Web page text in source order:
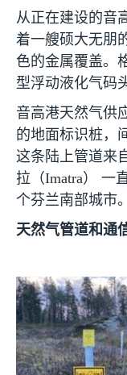
从正在建设的音
着一艘硕大无朋
色的金属覆盖。
型浮动液化气码
音高港天然气供
的地面标识桩，
这条陆上管道来
拉（Imatra） 一
个芬兰南部城市。
天然气管道和通